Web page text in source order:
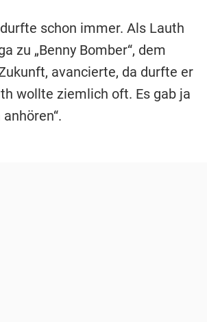
schon immer. Als Lauth
zu „Benny Bomber“, dem
avancierte, da durfte er
wollte ziemlich oft. Es gab ja